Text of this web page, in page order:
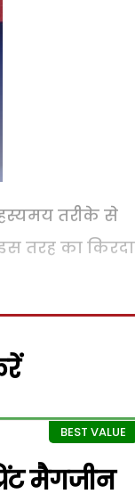
तरीके से
तरह का
मैगजीन